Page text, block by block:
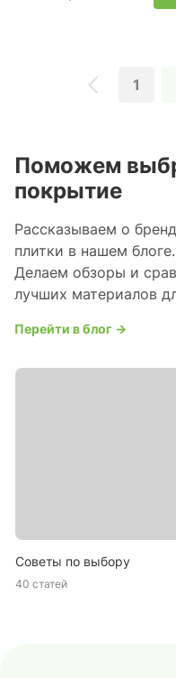
1
Поможем
покрытие
Рассказываем о
плитки в нашем блоге.
Делаем обзоры и
лучших материалов
Перейти в блог →
Советы по выбору
40 статей